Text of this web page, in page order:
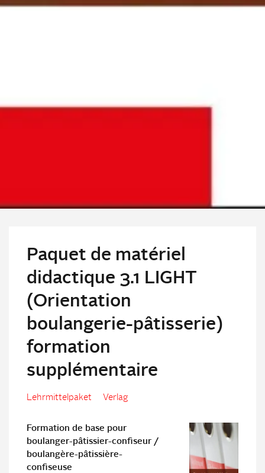
Paquet de matériel
didactique 3.1 LIGHT
(Orientation
boulangerie-pâtisserie)
formation
supplémentaire
Lehrmittelpaket Verlag
Formation de base pour
boulanger-pâtissier-confiseur /
boulangère-pâtissière-
confiseuse